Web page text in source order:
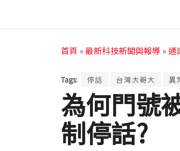
首頁 »最新科技新聞與報導 »通
Tags: 停話 台灣大哥大 異
為何門號
制停話?